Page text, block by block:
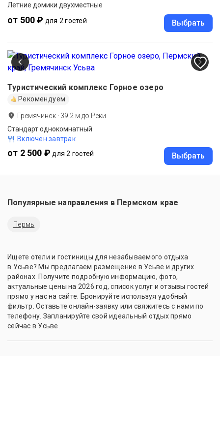
Летние домики двухместные
от 500 ₽ для 2 гостей Выбрать
Туристический комплекс Горное озеро
Рекомендуем
Гремячинск · 39.2 м до Реки
Стандарт однокомнатный
Включен завтрак
от 2 500 ₽ для 2 гостей Выбрать
Популярные направления в Пермском крае
Пермь
Ищете отели и гостиницы для незабываемого отдыха
в Усьве? Мы предлагаем размещение в Усьве и других
районах. Получите подробную информацию, фото,
актуальные цены на 2026 год, список услуг и отзывы гостей
прямо у нас на сайте. Бронируйте используя удобный
фильтр. Оставьте онлайн-заявку или свяжитесь с нами по
телефону. Запланируйте свой идеальный отдых прямо
сейчас в Усьве.